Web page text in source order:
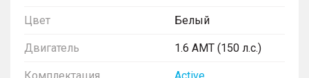
Цвет Белый
Двигатель 1.6 AMT (150 л.с.)
Комплектация Active